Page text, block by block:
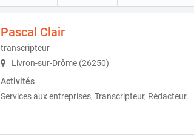
Pascal Clair
transcripteur
Livron-sur-Drôme (26250)
Activités
Services aux entreprises, Transcripteur, Rédacteur.